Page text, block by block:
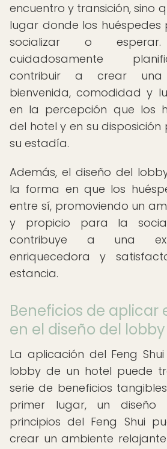
encuentro y transición, sino
lugar donde los huéspedes
socializar o
cuidadosamente
contribuir a crear una
bienvenida, comodidad y
en la percepción que los
del hotel y en su
su estadía.
Además, el diseño del
la forma en que los
entre sí, promoviendo un
y propicio para la
contribuye a una
enriquecedora y
estancia.
Beneficios de aplicar
en el diseño del
La aplicación del Feng
lobby de un hotel puede
serie de beneficios
primer lugar, un
principios del Feng Shui
crear un ambiente